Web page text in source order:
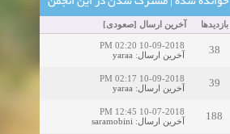
بازدید‌ها آخرین ارسال [صعودی]
38
10-09-2018 02:20 PM
آخرین ارسال:
yaraa
39
10-09-2018 02:17 PM
آخرین ارسال:
yaraa
188
10-07-2018 12:45 PM
آخرین ارسال:
saramobini